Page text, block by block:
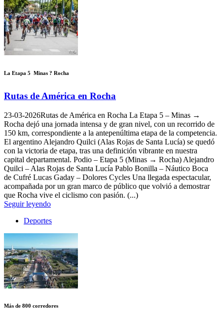
La Etapa 5  Minas ? Rocha
Rutas de América en Rocha
23-03-2026Rutas de América en Rocha La Etapa 5 – Minas →
Rocha dejó una jornada intensa y de gran nivel, con un recorrido de
150 km, correspondiente a la antepenúltima etapa de la competencia.
El argentino Alejandro Quilci (Alas Rojas de Santa Lucía) se quedó
con la victoria de etapa, tras una definición vibrante en nuestra
capital departamental. Podio – Etapa 5 (Minas → Rocha) Alejandro
Quilci – Alas Rojas de Santa Lucía Pablo Bonilla – Náutico Boca
de Cufré Lucas Gaday – Dolores Cycles Una llegada espectacular,
acompañada por un gran marco de público que volvió a demostrar
que Rocha vive el ciclismo con pasión. (...)
Seguir leyendo
Deportes
Más de 800 corredores